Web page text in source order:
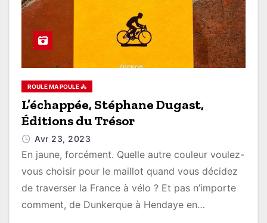
ROULE MA POULE 🚴
L’échappée, Stéphane Dugast,
Éditions du Trésor
Avr 23, 2023
En jaune, forcément. Quelle autre couleur voulez-
vous choisir pour le maillot quand vous décidez
de traverser la France à vélo ? Et pas n’importe
comment, de Dunkerque à Hendaye en…